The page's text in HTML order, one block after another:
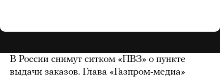
В России снимут ситком «ПВЗ» о пункте
выдачи заказов. Глава «Газпром-медиа»